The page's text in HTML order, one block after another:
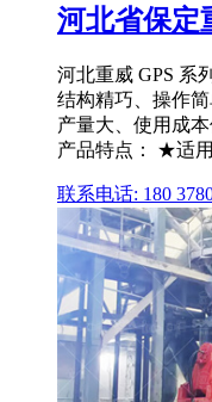
河北省保定
河北重威 GPS 系
结构精巧、操作
产量大、使用成
产品特点： ★适
联系电话: 180